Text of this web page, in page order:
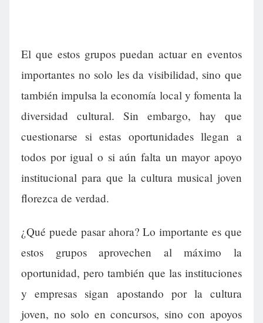
El que estos grupos puedan actuar en eventos
importantes no solo les da visibilidad, sino que
también impulsa la economía local y fomenta la
diversidad cultural. Sin embargo, hay que
cuestionarse si estas oportunidades llegan a
todos por igual o si aún falta un mayor apoyo
institucional para que la cultura musical joven
florezca de verdad.
¿Qué puede pasar ahora? Lo importante es que
estos grupos aprovechen al máximo la
oportunidad, pero también que las instituciones
y empresas sigan apostando por la cultura
joven, no solo en concursos, sino con apoyos